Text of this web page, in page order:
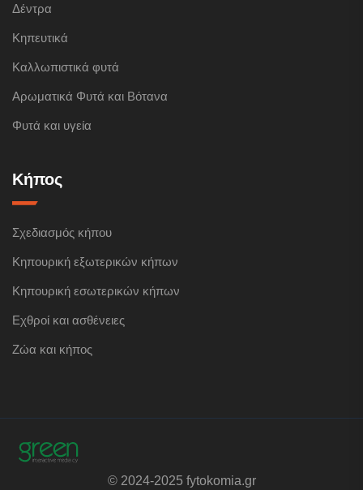
Δέντρα
Κηπευτικά
Καλλωπιστικά φυτά
Αρωματικά Φυτά και Βότανα
Φυτά και υγεία
Κήπος
Σχεδιασμός κήπου
Κηπουρική εξωτερικών κήπων
Κηπουρική εσωτερικών κήπων
Εχθροί και ασθένειες
Ζώα και κήπος
© 2024-2025 fytokomia.gr